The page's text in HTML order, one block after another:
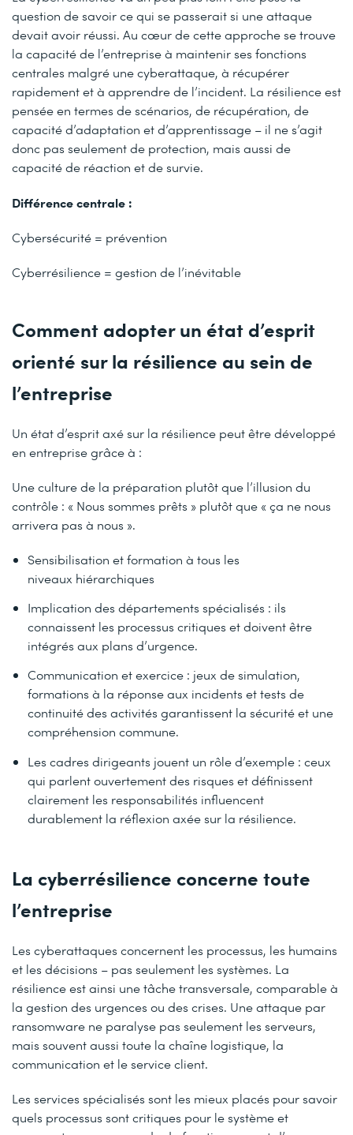
question de savoir ce qui se passerait si une attaque
devait avoir réussi. Au cœur de cette approche se trouve
la capacité de l’entreprise à maintenir ses fonctions
centrales malgré une cyberattaque, à récupérer
rapidement et à apprendre de l’incident. La résilience est
pensée en termes de scénarios, de récupération, de
capacité d’adaptation et d’apprentissage – il ne s’agit
donc pas seulement de protection, mais aussi de
capacité de réaction et de survie.
Différence centrale :
Cybersécurité = prévention
Cyberrésilience = gestion de l’inévitable
Comment adopter un état d’esprit
orienté sur la résilience au sein de
l’entreprise
Un état d’esprit axé sur la résilience peut être développé
en entreprise grâce à :
Une culture de la préparation plutôt que l’illusion du
contrôle : « Nous sommes prêts » plutôt que « ça ne nous
arrivera pas à nous ».
Sensibilisation et formation à tous les
niveaux hiérarchiques
Implication des départements spécialisés : ils
connaissent les processus critiques et doivent être
intégrés aux plans d’urgence.
Communication et exercice : jeux de simulation,
formations à la réponse aux incidents et tests de
continuité des activités garantissent la sécurité et une
compréhension commune.
Les cadres dirigeants jouent un rôle d’exemple : ceux
qui parlent ouvertement des risques et définissent
clairement les responsabilités influencent
durablement la réflexion axée sur la résilience.
La cyberrésilience concerne toute
l’entreprise
Les cyberattaques concernent les processus, les humains
et les décisions – pas seulement les systèmes. La
résilience est ainsi une tâche transversale, comparable à
la gestion des urgences ou des crises. Une attaque par
ransomware ne paralyse pas seulement les serveurs,
mais souvent aussi toute la chaîne logistique, la
communication et le service client.
Les services spécialisés sont les mieux placés pour savoir
quels processus sont critiques pour le système et